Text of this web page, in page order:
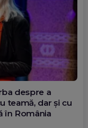
care
schimba